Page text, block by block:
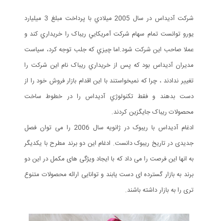
شرکت آديداس در سال 2005 ميلادي با پرداخت مبلغ 3 ميليارد
يورو توانست تمام سهام شرکت آمريکايي ريباک را خريداري کند و
عملا صاحب اين شرکت شود.اما چيزي که جلب توجه کرد، سياست
مديران آديداس بود که پس از خريداري ريباک نام اين شرکت را
تغيير ندادند ، چرا که نميخواستند با اين اقدام بازار فروش خود را از
دست بدهند و فقط تکنولوژي آديداس را در خطوط ساخت
محصولات ريباک جايگزين کردند.
ادغام آدیداس با ریبوک در ژانویه سال 2006 را می توان فصل
جدیدی در تاریخ ریبوک دانست. ادغام این دو برند مطرح با یکدیگر
به انها این فرصت را می داد که با ایجاد ویژگی های مکمل در این دو
برند به بازار گسترده ای دست یابند و توانایی ارائه محصولات متنوع
تری را به بازار داشته باشند.